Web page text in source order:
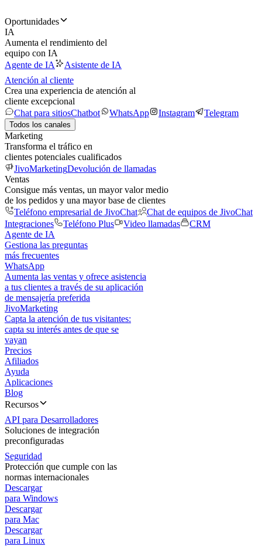
Oportunidades
IA
Aumenta el rendimiento del
equipo con IA
Agente de IA
Asistente de IA
Atención al cliente
Crea una experiencia de atención al
cliente excepcional
Chat para sitiosChatbot WhatsApp Instagram Telegram
Todos los canales
Marketing
Transforma el tráfico en
clientes potenciales cualificados
JivoMarketingDevolución de llamadas
Ventas
Consigue más ventas, un mayor valor medio
de los pedidos y una mayor base de clientes
Teléfono empresarial de JivoChat
Chat de equipos de JivoChat
Integraciones
Teléfono Plus Video llamadas
CRM
Agente de IA
Gestiona las preguntas
más frecuentes
WhatsApp
Aumenta las ventas y ofrece asistencia
a tus clientes a través de su aplicación
de mensajería preferida
JivoMarketing
Capta la atención de tus visitantes:
capta su interés antes de que se
vayan
Precios
Afiliados
Ayuda
Aplicaciones
Blog
Recursos
API para Desarrolladores
Soluciones de integración
preconfiguradas
Seguridad
Protección que cumple con las
normas internacionales
Descargar
para Windows
Descargar
para Mac
Descargar
para Linux